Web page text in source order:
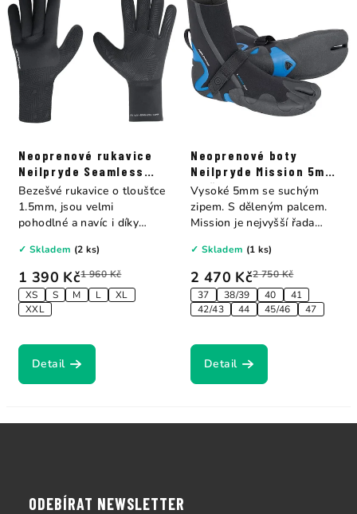
Neoprenové rukavice
Neilpryde Seamless
Glove 1.5mm
1 390 Kč1 960 Kč
XS S M L
XL
XXL
✓ Skladem (2 ks)
Detail
Bezešvé rukavice o tloušťce
1.5mm, jsou velmi
pohodlné a navíc i díky
Neoprenové boty
Neilpryde Mission 5mm
s děleným palcem
2 470 Kč2 750 Kč
37 38/39 40
41
42/43
44 45/46 47
✓ Skladem (1 ks)
Detail
Vysoké 5mm se suchým
zipem. S děleným palcem.
Mission je nejvyšší řada
ODEBÍRAT NEWSLETTER